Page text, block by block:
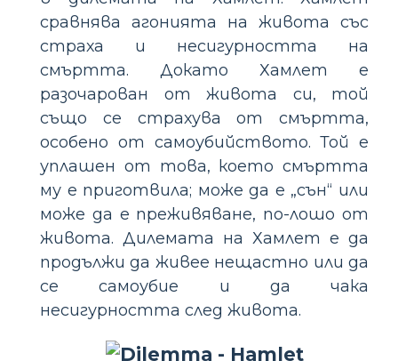
сравнява агонията на живота със
страха и несигурността на
смъртта. Докато Хамлет е
разочарован от живота си, той
също се страхува от смъртта,
особено от самоубийството. Той е
уплашен от това, което смъртта
му е приготвила; може да е „сън“ или
може да е преживяване, по-лошо от
живота. Дилемата на Хамлет е да
продължи да живее нещастно или да
се самоубие и да чака
несигурността след живота.